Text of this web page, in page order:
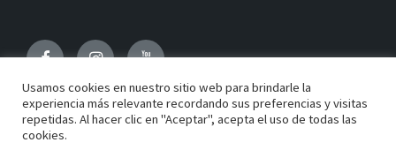
FacebookInstagramYoutube
© 2021 Motilla del Palancar - Desarrollado por Grupo
Usamos cookies en nuestro sitio web para brindarle la
experiencia más relevante recordando sus preferencias y visitas
repetidas. Al hacer clic en "Aceptar", acepta el uso de todas las
cookies.